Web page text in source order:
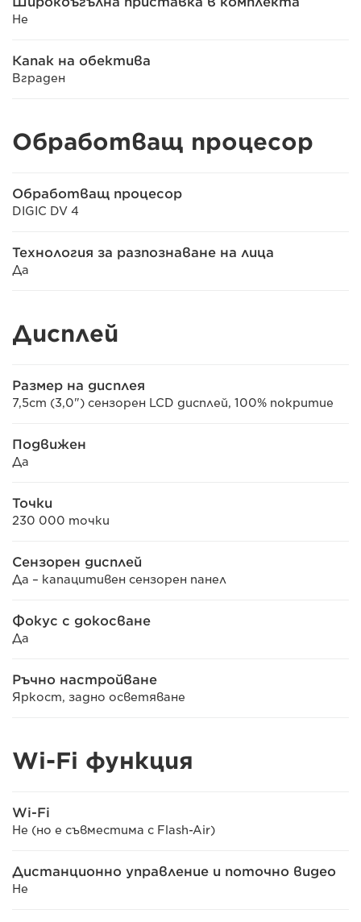
Не
Капак на обектива
Вграден
Обработващ процесор
Обработващ процесор
DIGIC DV 4
Технология за разпознаване на лица
Да
Дисплей
Размер на дисплея
7,5cm (3,0") сензорен LCD дисплей, 100% покритие
Подвижен
Да
Точки
230 000 точки
Сензорен дисплей
Да – капацитивен сензорен панел
Фокус с докосване
Да
Ръчно настройване
Яркост, задно осветяване
Wi-Fi функция
Wi-Fi
Не (но е съвместима с Flash-Air)
Дистанционно управление и поточно видео
Не